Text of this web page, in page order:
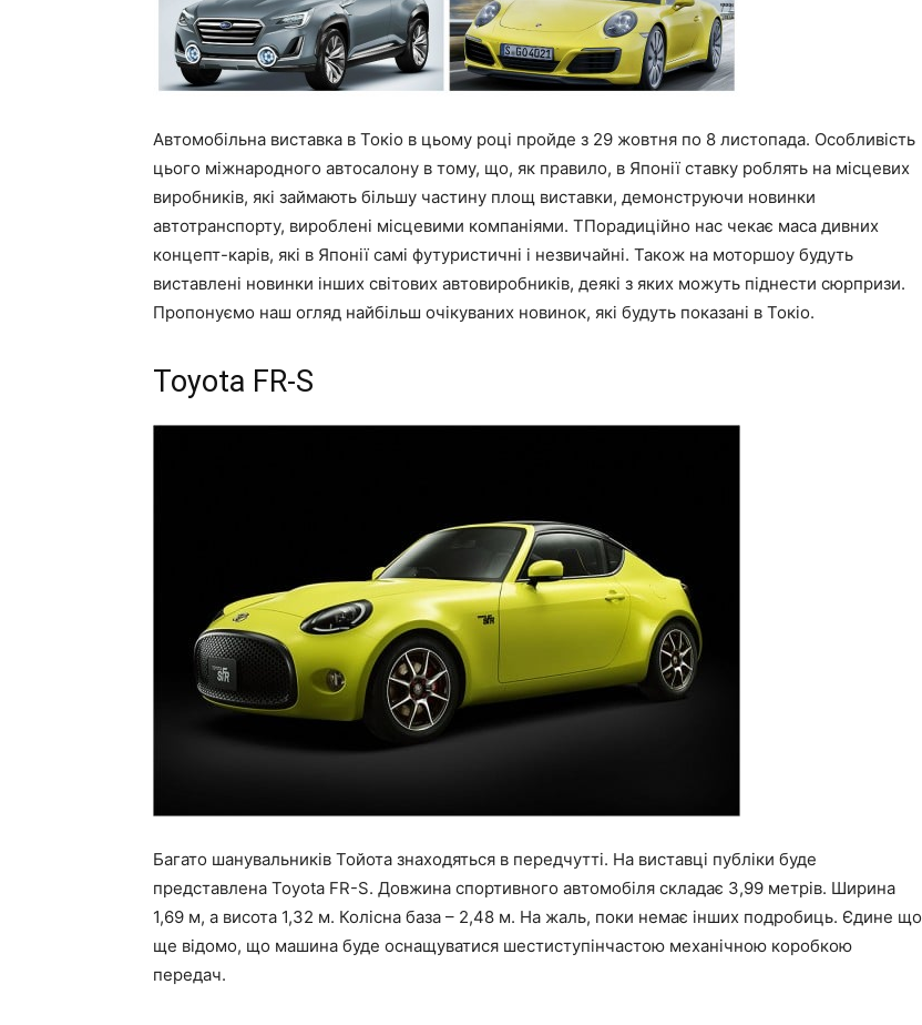
Автомобільна виставка в Токіо в цьому році пройде з 29 жовтня по 8 листопада. Особливість
цього міжнародного автосалону в тому, що, як правило, в Японії ставку роблять на місцевих
виробників, які займають більшу частину площ виставки, демонструючи новинки
автотранспорту, вироблені місцевими компаніями. ТПорадиційно нас чекає маса дивних
концепт-карів, які в Японії самі футуристичні і незвичайні. Також на моторшоу будуть
виставлені новинки інших світових автовиробників, деякі з яких можуть піднести сюрпризи.
Пропонуємо наш огляд найбільш очікуваних новинок, які будуть показані в Токіо.
Toyota FR-S
Багато шанувальників Тойота знаходяться в передчутті. На виставці публіки буде
представлена Toyota FR-S. Довжина спортивного автомобіля складає 3,99 метрів. Ширина
1,69 м, а висота 1,32 м. Колісна база – 2,48 м. На жаль, поки немає інших подробиць. Єдине що
ще відомо, що машина буде оснащуватися шестиступінчастою механічною коробкою
передач.